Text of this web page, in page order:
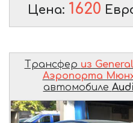
Цена: 1620
Трансфер из
Аэропорта
автомобиле